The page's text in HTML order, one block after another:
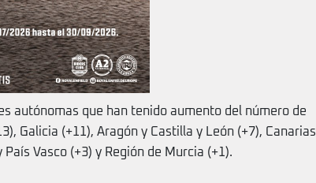
autónomas que han tenido aumento del número de
Galicia (+11), Aragón y Castilla y León (+7), Canarias
Vasco (+3) y Región de Murcia (+1).